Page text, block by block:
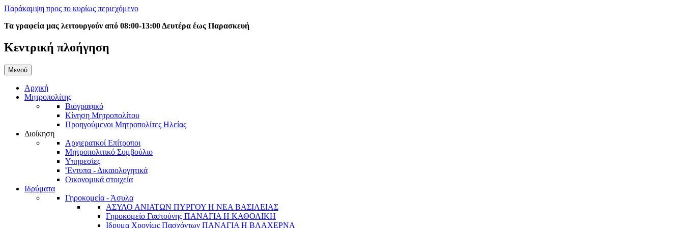
Παράκαμψη προς το κυρίως περιεχόμενο
Τα γραφεία μας λειτουργούν από 08:00-13:00 Δευτέρα έως Παρασκευή
Κεντρική πλοήγηση
Μενού
Αρχική
Μητροπολίτης
Βιογραφικό
Κίνηση Μητροπολίτου
Προηγούμενοι Μητροπολίτες Ηλείας
Διοίκηση
Αρχιερατκοί Επίτροποι
Μητροπολιτικό Συμβούλιο
Υπηρεσίες
'Έντυπα - Δικαιολογητικά
Οικονομικά στοιχεία
Ιδρύματα
Γηροκομεία - Άσυλα
ΑΣΥΛΟ ΑΝΙΑΤΩΝ ΠΥΡΓΟΥ Η ΝΕΑ ΒΑΣΙΛΕΙΑΣ
Γηροκομείο Γαστούνης ΠΑΝΑΓΙΑ Η ΚΑΘΟΛΙΚΗ
Ιδρυμα Χρονίως Πασχόντων ΠΑΝΑΓΙΑ Η ΒΛΑΧΕΡΝΑ